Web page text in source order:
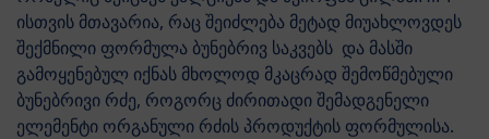
ისთვის მთავარია, რაც შეიძლება მეტად მიუახლოვდეს
შექმნილი ფორმულა ბუნებრივ საკვებს და მასში
გამოყენებულ იქნას მხოლოდ მკაცრად შემოწმებული
ბუნებრივი რძე, როგორც ძირითადი შემადგენელი
ელემენტი ორგანული რძის პროდუქტის ფორმულისა.